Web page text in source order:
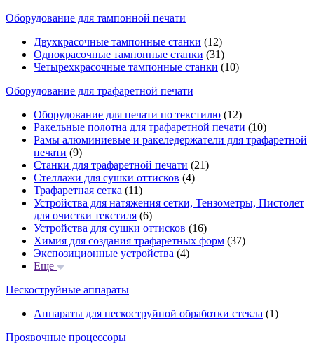
Оборудование для тампонной печати
Двухкрасочные тампонные станки (12)
Однокрасочные тампонные станки (31)
Четырехкрасочные тампонные станки (10)
Оборудование для трафаретной печати
Оборудование для печати по текстилю (12)
Ракельные полотна для трафаретной печати (10)
Рамы алюминиевые и ракеледержатели для трафаретной
печати (9)
Станки для трафаретной печати (21)
Стеллажи для сушки оттисков (4)
Трафаретная сетка (11)
Устройства для натяжения сетки, Тензометры, Пистолет
для очистки текстиля (6)
Устройства для сушки оттисков (16)
Химия для создания трафаретных форм (37)
Экспозиционные устройства (4)
Еще
Пескоструйные аппараты
Аппараты для пескоструйной обработки стекла (1)
Проявочные процессоры